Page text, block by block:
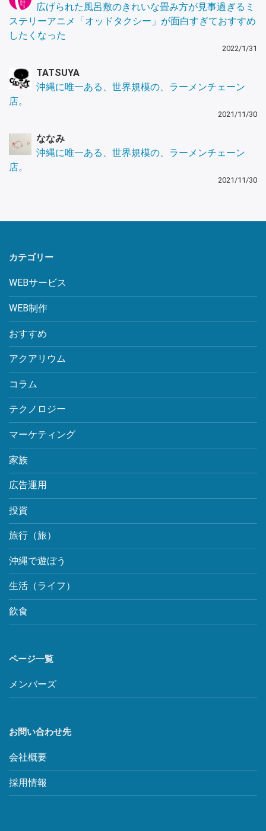
広げられた風呂敷のきれいな畳み方が見事過ぎるミ
ステリーアニメ「オッドタクシー」が面白すぎておすすめ
したくなった
2022/1/31
TATSUYA
沖縄に唯一ある、世界規模の、ラーメンチェーン
店。
2021/11/30
ななみ
沖縄に唯一ある、世界規模の、ラーメンチェーン
店。
2021/11/30
カテゴリー
WEBサービス
WEB制作
おすすめ
アクアリウム
コラム
テクノロジー
マーケティング
家族
広告運用
投資
旅行（旅）
沖縄で遊ぼう
生活（ライフ）
飲食
ページ一覧
メンバーズ
お問い合わせ先
会社概要
採用情報